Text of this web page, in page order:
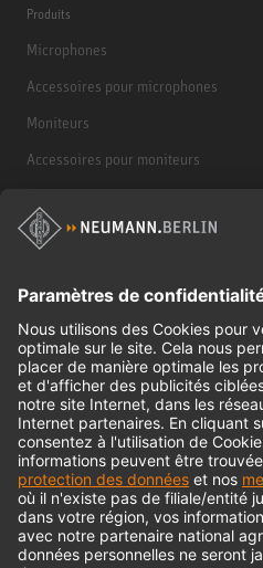
Produits
Microphones
Accessoires pour microphones
Moniteurs
Accessoires pour moniteurs
Produits historiques
© 2018 - 2026Georg Neumann GmbH